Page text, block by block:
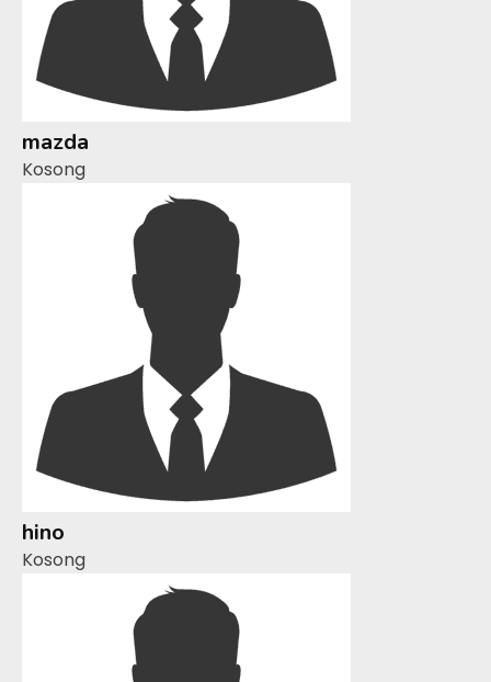
mazda
Kosong
hino
Kosong